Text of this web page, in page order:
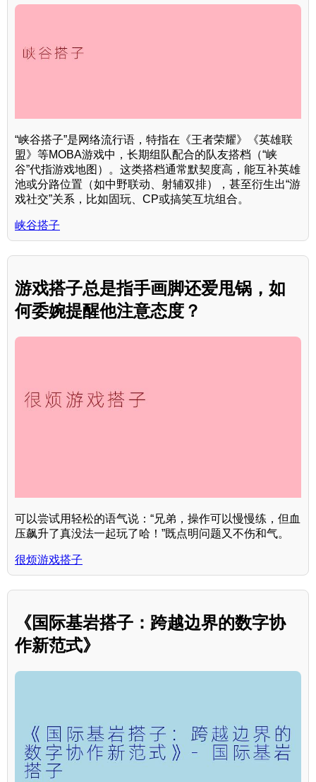
“峡谷搭子”是网络流行语，特指在《王者荣耀》《英雄联
盟》等MOBA游戏中，长期组队配合的队友搭档（“峡
谷”代指游戏地图）。这类搭档通常默契度高，能互补英雄
池或分路位置（如中野联动、射辅双排），甚至衍生出“游
戏社交”关系，比如固玩、CP或搞笑互坑组合。
峡谷搭子
游戏搭子总是指手画脚还爱甩锅，如
何委婉提醒他注意态度？
可以尝试用轻松的语气说：“兄弟，操作可以慢慢练，但血
压飙升了真没法一起玩了哈！”既点明问题又不伤和气。
很烦游戏搭子
《国际基岩搭子：跨越边界的数字协
作新范式》